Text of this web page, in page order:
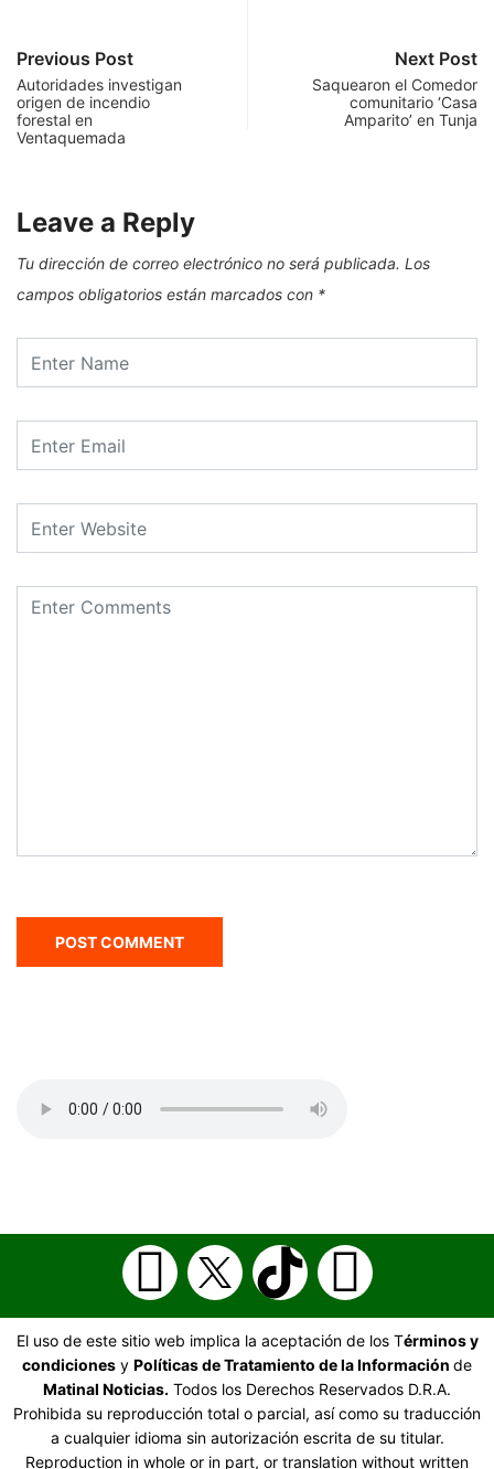
Previous Post
Autoridades investigan
origen de incendio
forestal en
Ventaquemada
Next Post
Saquearon el Comedor
comunitario ‘Casa
Amparito’ en Tunja
Leave a Reply
Tu dirección de correo electrónico no será publicada. Los
campos obligatorios están marcados con *
El uso de este sitio web implica la aceptación de los Términos y
condiciones y Políticas de Tratamiento de la Información de
Matinal Noticias. Todos los Derechos Reservados D.R.A.
Prohibida su reproducción total o parcial, así como su traducción
a cualquier idioma sin autorización escrita de su titular.
Reproduction in whole or in part, or translation without written